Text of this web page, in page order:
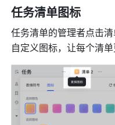
任务清单图标
任务清单的管理者点击
自定义图标，让每个清单